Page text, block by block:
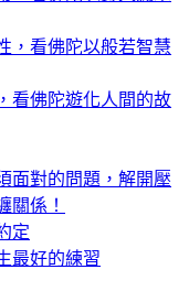
，看佛陀以般若智慧
看佛陀遊化人間的故
面對的問題，解開壓
關係！
定
最好的練習